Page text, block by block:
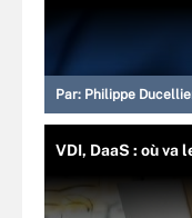
Par: Philippe
VDI, DaaS : où va